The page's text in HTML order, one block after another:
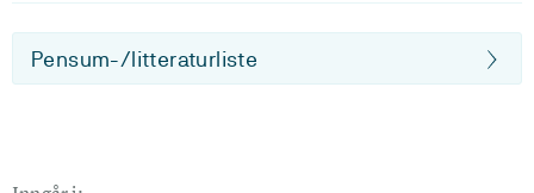
Pensum-/litteraturliste